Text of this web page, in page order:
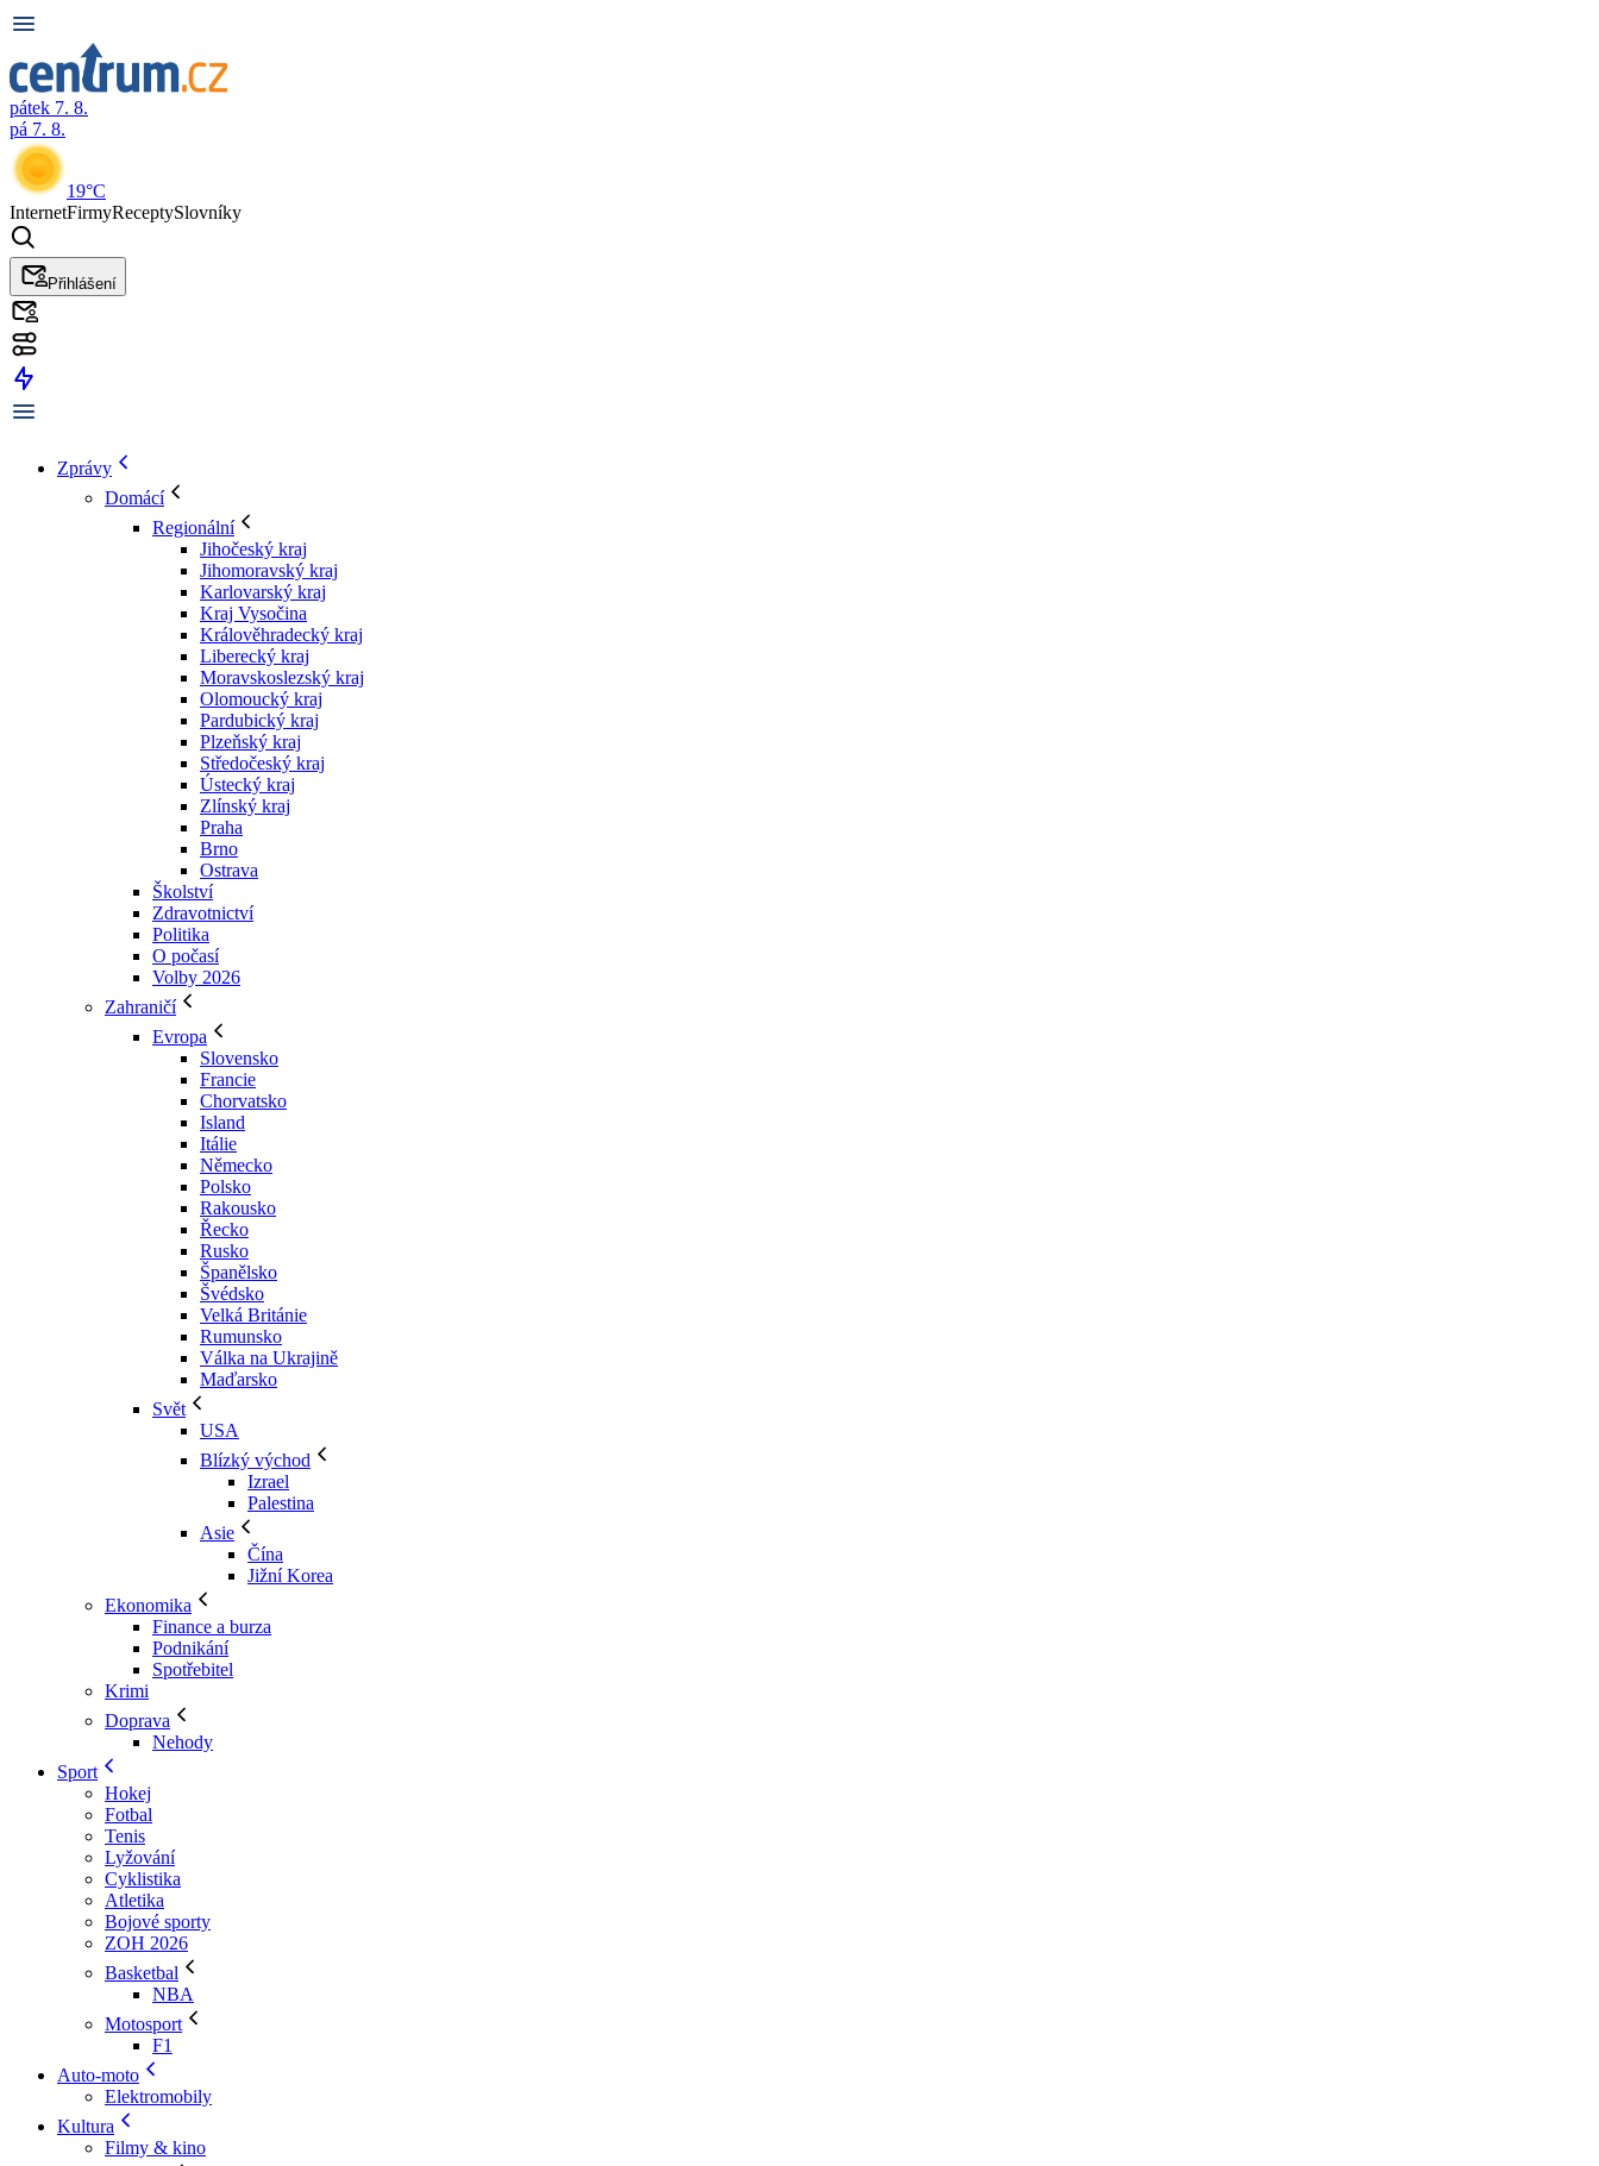
pátek 7. 8.
pá 7. 8.
19°C
InternetFirmyReceptySlovníky
Přihlášení
Zprávy
Domácí
Regionální
Jihočeský kraj
Jihomoravský kraj
Karlovarský kraj
Kraj Vysočina
Králověhradecký kraj
Liberecký kraj
Moravskoslezský kraj
Olomoucký kraj
Pardubický kraj
Plzeňský kraj
Středočeský kraj
Ústecký kraj
Zlínský kraj
Praha
Brno
Ostrava
Školství
Zdravotnictví
Politika
O počasí
Volby 2026
Zahraničí
Evropa
Slovensko
Francie
Chorvatsko
Island
Itálie
Německo
Polsko
Rakousko
Řecko
Rusko
Španělsko
Švédsko
Velká Británie
Rumunsko
Válka na Ukrajině
Maďarsko
Svět
USA
Blízký východ
Izrael
Palestina
Asie
Čína
Jižní Korea
Ekonomika
Finance a burza
Podnikání
Spotřebitel
Krimi
Doprava
Nehody
Sport
Hokej
Fotbal
Tenis
Lyžování
Cyklistika
Atletika
Bojové sporty
ZOH 2026
Basketbal
NBA
Motosport
F1
Auto-moto
Elektromobily
Kultura
Filmy & kino